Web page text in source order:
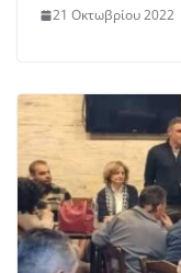
21 Οκτωβρίου 2022